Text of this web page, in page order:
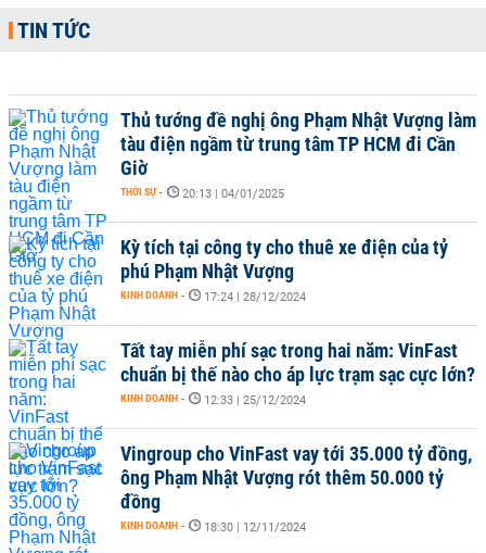
TIN TỨC
Thủ tướng đề nghị ông Phạm Nhật Vượng làm
tàu điện ngầm từ trung tâm TP HCM đi Cần
Giờ
THỜI SỰ - 20:13 | 04/01/2025
Kỳ tích tại công ty cho thuê xe điện của tỷ
phú Phạm Nhật Vượng
KINH DOANH - 17:24 | 28/12/2024
Tất tay miễn phí sạc trong hai năm: VinFast
chuẩn bị thế nào cho áp lực trạm sạc cực lớn?
KINH DOANH - 12:33 | 25/12/2024
Vingroup cho VinFast vay tới 35.000 tỷ đồng,
ông Phạm Nhật Vượng rót thêm 50.000 tỷ
đồng
KINH DOANH - 18:30 | 12/11/2024